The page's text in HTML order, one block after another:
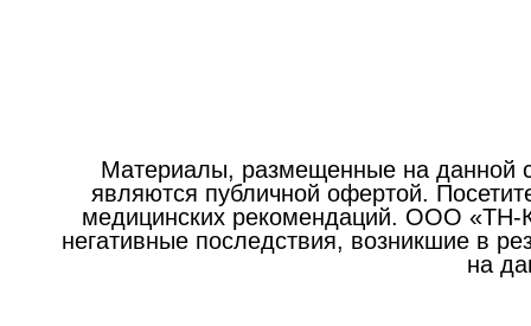
Материалы, размещенные на данной
являются публичной офертой.
медицинских рекомендаций. ООО «ТН-
негативные последствия, возникшие в
на